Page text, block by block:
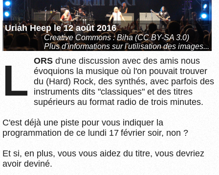
Uriah Heep le 12 août 2016
Creative Commons :Biha (CC BY-SA 3.0)
Plus d'informations sur l'utilisation des images...
LORS d'une discussion avec des amis nous
évoquions la musique où l'on pouvait trouver
du (Hard) Rock, des synthés, avec parfois des
instruments dits "classiques" et des titres
supérieurs au format radio de trois minutes.
C'est déjà une piste pour vous indiquer la
programmation de ce lundi 17 février soir, non ?
Et si, en plus, vous vous aidez du titre, vous devriez
avoir deviné.